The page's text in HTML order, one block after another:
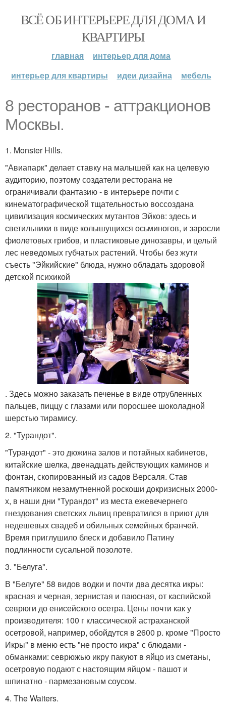
ВСЁ ОБ ИНТЕРЬЕРЕ ДЛЯ ДОМА И
КВАРТИРЫ
главная
интерьер для дома
интерьер для квартиры
идеи дизайна мебель
8 ресторанов - аттракционов
Москвы.
1. Monster Hills.
"Авиапарк" делает ставку на малышей как на целевую
аудиторию, поэтому создатели ресторана не
ограничивали фантазию - в интерьере почти с
кинематографической тщательностью воссоздана
цивилизация космических мутантов Эйков: здесь и
светильники в виде колышущихся осьминогов, и заросли
фиолетовых грибов, и пластиковые динозавры, и целый
лес неведомых губчатых растений. Чтобы без жути
съесть "Эйкийские" блюда, нужно обладать здоровой
детской психикой
. Здесь можно заказать печенье в виде отрубленных
пальцев, пиццу с глазами или поросшее шоколадной
шерстью тирамису.
2. "Турандот".
"Турандот" - это дюжина залов и потайных кабинетов,
китайские шелка, двенадцать действующих каминов и
фонтан, скопированный из садов Версаля. Став
памятником незамутненной роскоши докризисных 2000-
х, в наши дни "Турандот" из места ежевечернего
гнездования светских львиц превратился в приют для
недешевых свадеб и обильных семейных бранчей.
Время приглушило блеск и добавило Патину
подлинности сусальной позолоте.
3. "Белуга".
В "Белуге" 58 видов водки и почти два десятка икры:
красная и черная, зернистая и паюсная, от каспийской
севрюги до енисейского осетра. Цены почти как у
производителя: 100 г классической астраханской
осетровой, например, обойдутся в 2600 р. кроме "Просто
Икры" в меню есть "не просто икра" с блюдами -
обманками: севрюжью икру пакуют в яйцо из сметаны,
осетровую подают с настоящим яйцом - пашот и
шпинатно - пармезановым соусом.
4. The Waiters.